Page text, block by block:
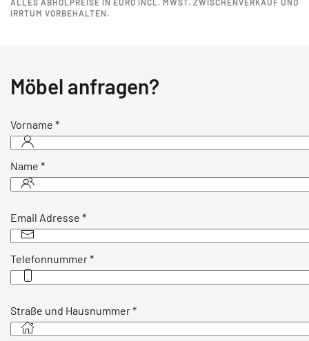
IRRTUM VORBEHALTEN.
Möbel anfragen?
Vorname *
Name *
Email Adresse *
Telefonnummer*
Straße und Hausnummer*